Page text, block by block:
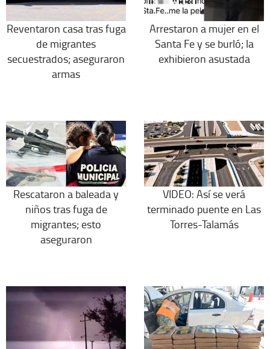
Reventaron casa tras fuga
de migrantes
secuestrados; aseguraron
armas
Arrestaron a mujer en el
Santa Fe y se burló; la
exhibieron asustada
Rescataron a baleada y
niños tras fuga de
migrantes; esto
aseguraron
VIDEO: Así se verá
terminado puente en Las
Torres-Talamás